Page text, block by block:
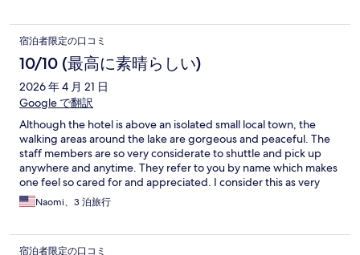
宿泊者限定の口コミ
10/10 (最高に素晴らしい)
2026 年 4 月 21 日
Google で翻訳
Although the hotel is above an isolated small local town, the
walking areas around the lake are gorgeous and peaceful. The
staff members are so very considerate to shuttle and pick up
anywhere and anytime. They refer to you by name which makes
one feel so cared for and appreciated. I consider this as very
close to being one of my best hotel experiences.
Naomi、3 泊旅行
宿泊者限定の口コミ